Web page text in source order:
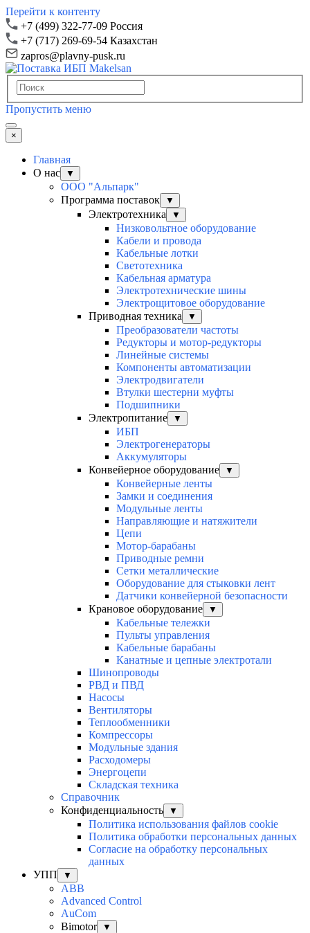
Перейти к контенту
+7 (499) 322-77-09 Россия
+7 (717) 269-69-54 Казахстан
zapros@plavny-pusk.ru
Пропустить меню
×
Главная
О нас
▼
ООО "Альпарк"
Программа поставок
▼
Электротехника ▼
Низковольтное оборудование
Кабели и провода
Кабельные лотки
Светотехника
Кабельная арматура
Электротехнические шины
Электрощитовое оборудование
Приводная техника
▼
Преобразователи частоты
Редукторы и мотор-редукторы
Линейные системы
Компоненты автоматизации
Электродвигатели
Втулки шестерни муфты
Подшипники
Электропитание
▼
ИБП
Электрогенераторы
Аккумуляторы
Конвейерное оборудование
▼
Конвейерные ленты
Замки и соединения
Модульные ленты
Направляющие и натяжители
Цепи
Мотор-барабаны
Приводные ремни
Сетки металлические
Оборудование для стыковки лент
Датчики конвейерной безопасности
Крановое оборудование
▼
Кабельные тележки
Пульты управления
Кабельные барабаны
Канатные и цепные электротали
Шинопроводы
РВД и ПВД
Насосы
Вентиляторы
Теплообменники
Компрессоры
Модульные здания
Расходомеры
Энергоцепи
Складская техника
Справочник
Конфиденциальность
▼
Политика использования файлов cookie
Политика обработки персональных данных
Согласие на обработку персональных
данных
УПП
▼
ABB
Advanced Control
AuСom
Bimotor
▼